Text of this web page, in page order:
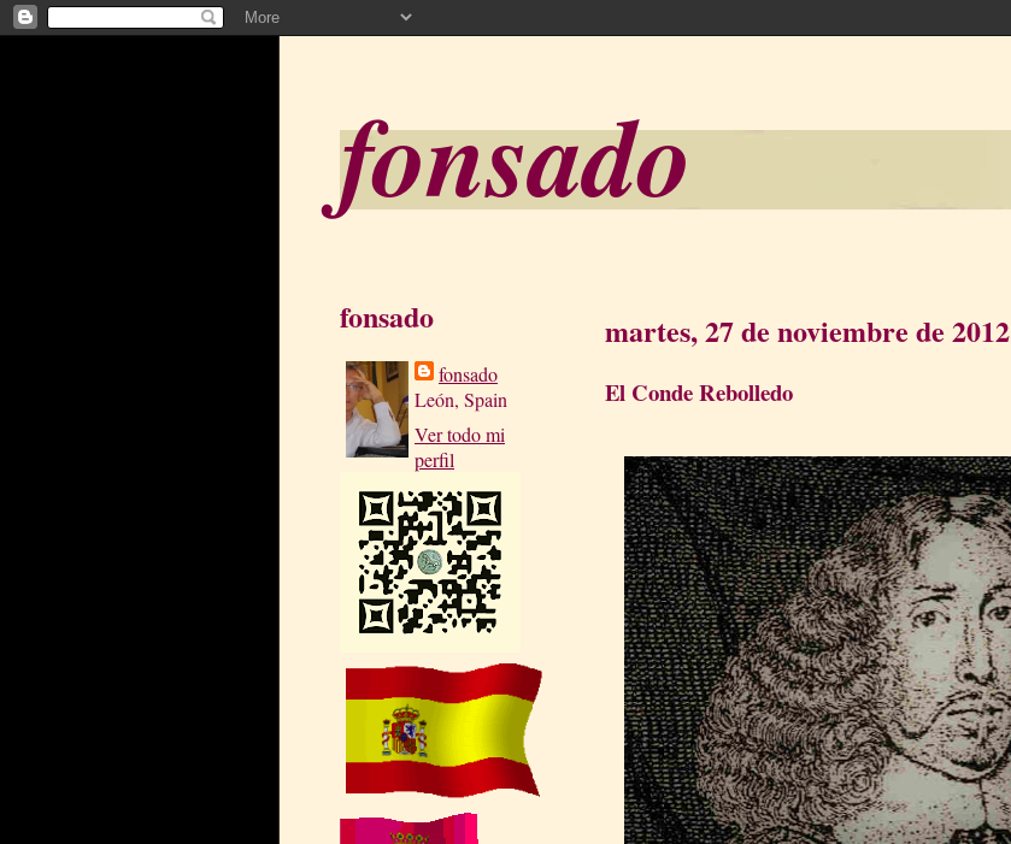
fonsado
fonsado
fonsado
León, Spain
Ver todo mi
perfil
martes, 27 de noviembre de 2012
El Conde Rebolledo